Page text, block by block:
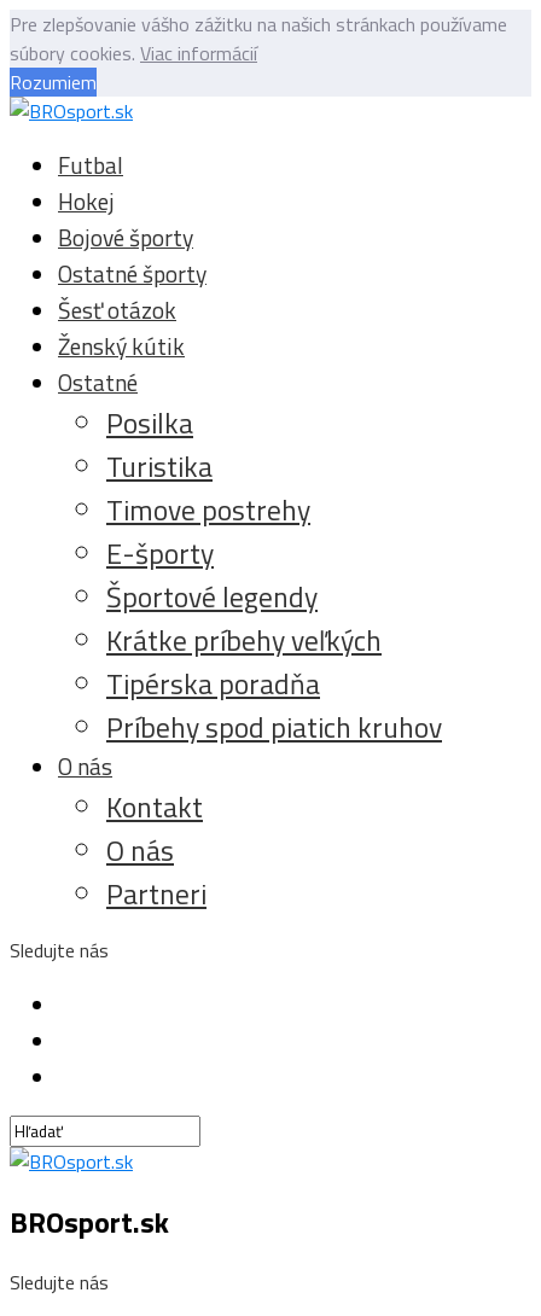
Pre zlepšovanie vášho zážitku na našich stránkach používame
súbory cookies. Viac informácií
Rozumiem
Futbal
Hokej
Bojové športy
Ostatné športy
Šesť otázok
Ženský kútik
Ostatné
Posilka
Turistika
Timove postrehy
E-športy
Športové legendy
Krátke príbehy veľkých
Tipérska poradňa
Príbehy spod piatich kruhov
O nás
Kontakt
O nás
Partneri
Sledujte nás
BROsport.sk
Sledujte nás